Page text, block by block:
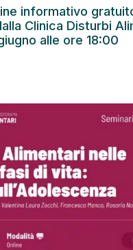
informativo
Clinica Disturbi
alle ore 18:00